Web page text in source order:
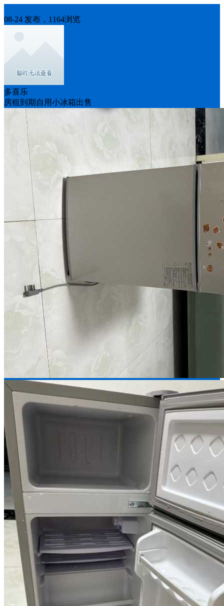
08-24 发布，1164浏览
多喜乐
房租到期自用小冰箱出售